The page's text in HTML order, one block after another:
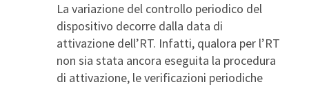
La variazione del controllo periodico del
dispositivo decorre dalla data di
attivazione dell’RT. Infatti, qualora per l’RT
non sia stata ancora eseguita la procedura
di attivazione, le verificazioni periodiche